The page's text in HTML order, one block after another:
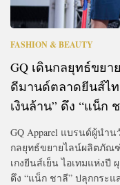
FASHION & BEAUTY
GQ เดินกลยุทธ์ขยา
ดีมานด์ตลาดยีนส์ไ
เงินล้าน” ดึง “แน็ก
GQ Apparel แบรนด์ผู้นำ
กลยุทธ์ขยายไลน์ผลิตภัณฑ์
เกงยีนส์เย็น ไอเทมแห่งปี
ดึง “แน็ก ชาลี” ปลุกกระ